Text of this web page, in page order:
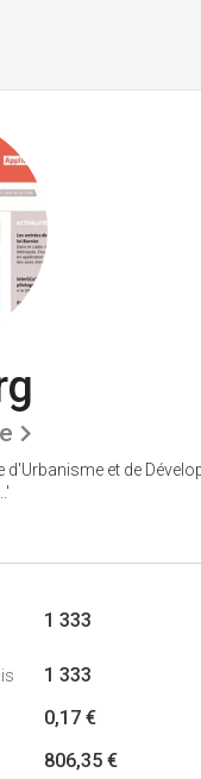
d'Urbanisme et de
1 333
1 333
0,17 €
806,35 €